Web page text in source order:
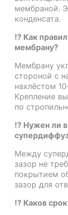
мембраной.
конденсата.
⁉️ Как
мембрану?
Мембрану
стороной с
нахлёстом
Крепление
по
⁉️ Нужен ли
Между
зазор не
покрытием
зазор для
⁉️ Каков